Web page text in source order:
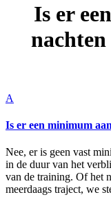
Is er
A
Is er een minimum
Nee, er is geen vast
in de duur van het
van de training. Of het
meerdaags traject, we